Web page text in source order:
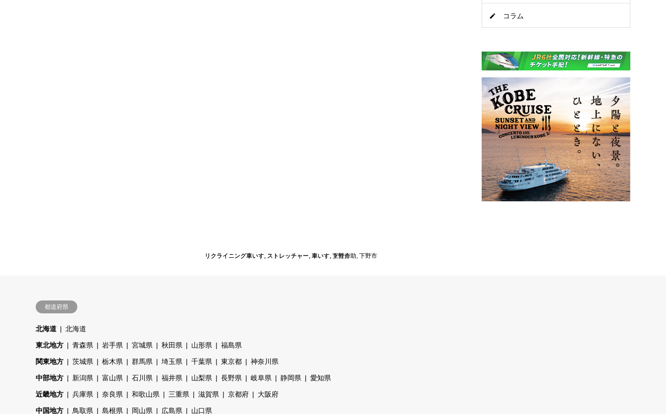
リクライニング車いす, ストレッチャー,車いす,女性介助,下野市
リクライニング車いす, ストレッチャー,車いす,下野市
コラム
都道府県
北海道 北海道
東北地方 青森県 岩手県 宮城県 秋田県 山形県 福島県
関東地方 茨城県 栃木県 群馬県 埼玉県 千葉県 東京都 神奈川県
中部地方 新潟県 富山県 石川県 福井県 山梨県 長野県 岐阜県 静岡県 愛知県
近畿地方 兵庫県 奈良県 和歌山県 三重県 滋賀県 京都府 大阪府
中国地方 鳥取県 島根県 岡山県 広島県 山口県